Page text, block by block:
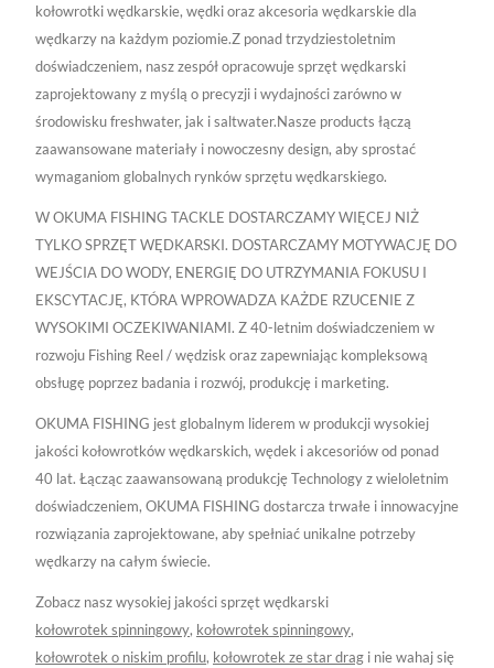
kołowrotki wędkarskie, wędki oraz akcesoria wędkarskie dla
wędkarzy na każdym poziomie.Z ponad trzydziestoletnim
doświadczeniem, nasz zespół opracowuje sprzęt wędkarski
zaprojektowany z myślą o precyzji i wydajności zarówno w
środowisku freshwater, jak i saltwater.Nasze products łączą
zaawansowane materiały i nowoczesny design, aby sprostać
wymaganiom globalnych rynków sprzętu wędkarskiego.
W OKUMA FISHING TACKLE DOSTARCZAMY WIĘCEJ NIŻ
TYLKO SPRZĘT WĘDKARSKI. DOSTARCZAMY MOTYWACJĘ DO
WEJŚCIA DO WODY, ENERGIĘ DO UTRZYMANIA FOKUSU I
EKSCYTACJĘ, KTÓRA WPROWADZA KAŻDE RZUCENIE Z
WYSOKIMI OCZEKIWANIAMI. Z 40-letnim doświadczeniem w
rozwoju Fishing Reel / wędzisk oraz zapewniając kompleksową
obsługę poprzez badania i rozwój, produkcję i marketing.
OKUMA FISHING jest globalnym liderem w produkcji wysokiej
jakości kołowrotków wędkarskich, wędek i akcesoriów od ponad
40 lat. Łącząc zaawansowaną produkcję Technology z wieloletnim
doświadczeniem, OKUMA FISHING dostarcza trwałe i innowacyjne
rozwiązania zaprojektowane, aby spełniać unikalne potrzeby
wędkarzy na całym świecie.
Zobacz nasz wysokiej jakości sprzęt wędkarski
kołowrotek spinningowy, kołowrotek spinningowy,
kołowrotek o niskim profilu, kołowrotek ze star drag i nie wahaj się